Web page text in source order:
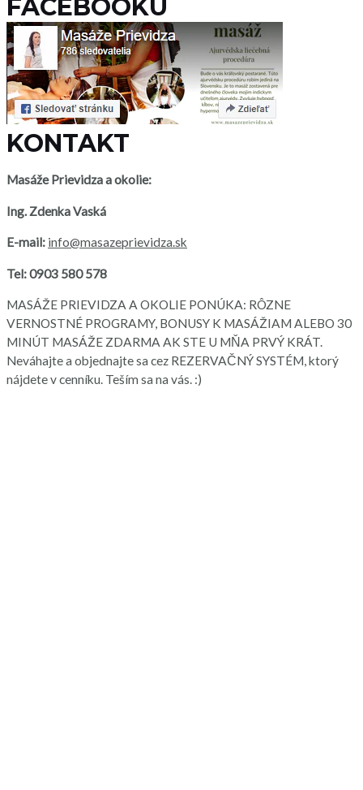
FACEBOOKU
KONTAKT
Masáže Prievidza a okolie:
Ing. Zdenka Vaská
E-mail: info@masazeprievidza.sk
Tel:0903 580 578
MASÁŽE PRIEVIDZA A OKOLIE PONÚKA: RÔZNE
VERNOSTNÉ PROGRAMY, BONUSY K MASÁŽIAM ALEBO 30
MINÚT MASÁŽE ZDARMA AK STE U MŇA PRVÝ KRÁT.
Neváhajte a objednajte sa cez REZERVAČNÝ SYSTÉM, ktorý
nájdete v cenníku. Teším sa na vás. :)